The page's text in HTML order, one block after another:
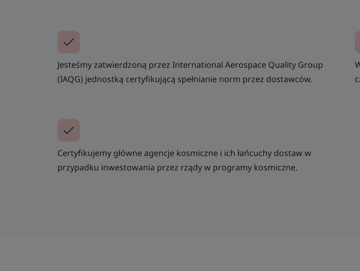
Jesteśmy zatwierdzoną przez International Aerospace Quality Group
(IAQG) jednostką certyfikującą spełnianie norm przez dostawców.
Certyfikujemy główne agencje kosmiczne i ich łańcuchy dostaw w
przypadku inwestowania przez rządy w programy kosmiczne.